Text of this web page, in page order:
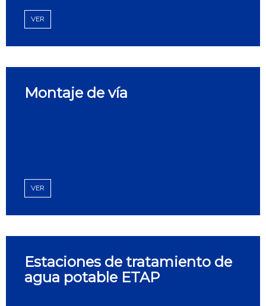
VER
Montaje de vía
VER
Estaciones de tratamiento de
agua potable ETAP